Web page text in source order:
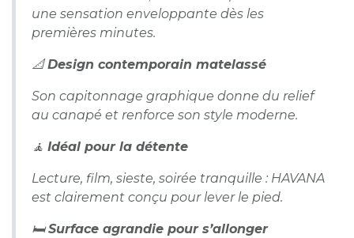
une sensation enveloppante dès les
premières minutes.
📐Design contemporain matelassé
Son capitonnage graphique donne du relief
au canapé et renforce son style moderne.
🧘 Idéal pour la détente
Lecture, film, sieste, soirée tranquille : HAVANA
est clairement conçu pour lever le pied.
🛏️Surface agrandie pour s’allonger